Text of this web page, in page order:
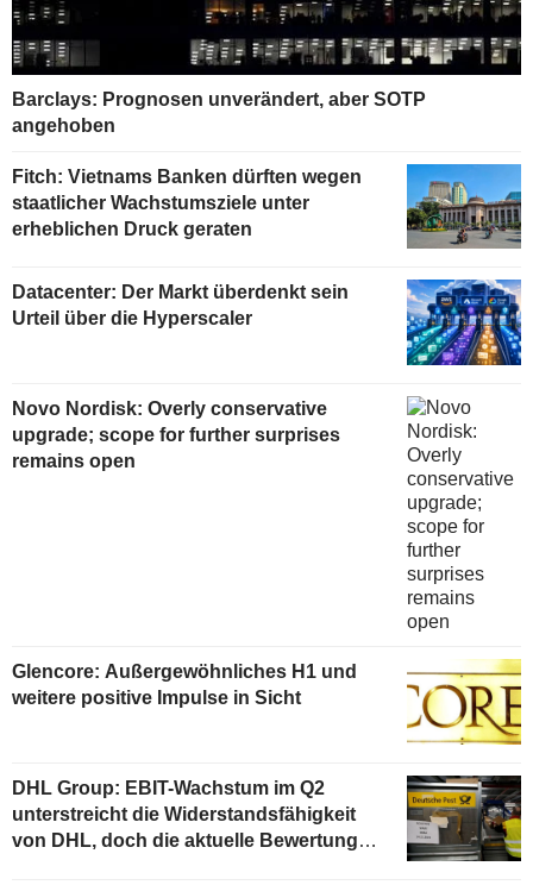
Barclays: Prognosen unverändert, aber SOTP
angehoben
Fitch: Vietnams Banken dürften wegen
staatlicher Wachstumsziele unter
erheblichen Druck geraten
Datacenter: Der Markt überdenkt sein
Urteil über die Hyperscaler
Novo Nordisk: Overly conservative
upgrade; scope for further surprises
remains open
Glencore: Außergewöhnliches H1 und
weitere positive Impulse in Sicht
DHL Group: EBIT-Wachstum im Q2
unterstreicht die Widerstandsfähigkeit
von DHL, doch die aktuelle Bewertung